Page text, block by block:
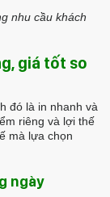
nhu cầu khách
giá tốt so
đó là in nhanh và
riêng và lợi thế
mà lựa chọn
ngày